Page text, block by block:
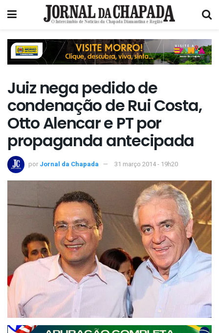
Juiz nega pedido de
condenação de Rui Costa,
Otto Alencar e PT por
propaganda antecipada
por Jornal da Chapada 31 março 2014 - 19h20